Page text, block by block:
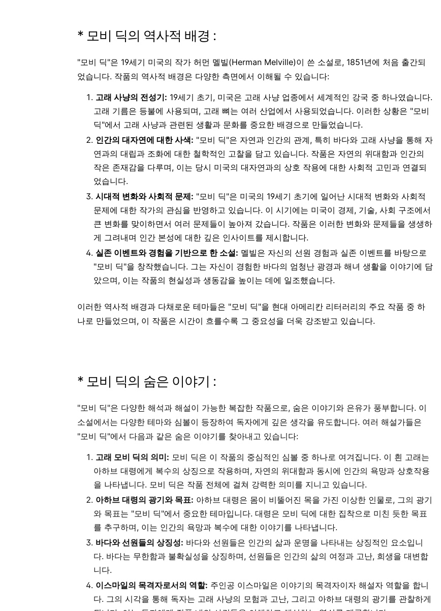
* 모비 딕의 역사적 배경 :
"모비 딕"은 19세기 미국의 작가 허먼 멜빌(Herman Melville)이 쓴 소설로, 1851년에 처음 출간되
었습니다. 작품의 역사적 배경은 다양한 측면에서 이해될 수 있습니다:
고래 사냥의 전성기: 19세기 초기, 미국은 고래 사냥 업종에서 세계적인 강국 중 하나였습니다.
고래 기름은 등불에 사용되며, 고래 뼈는 여러 산업에서 사용되었습니다. 이러한 상황은 "모비
딕"에서 고래 사냥과 관련된 생활과 문화를 중요한 배경으로 만들었습니다.
인간의 대자연에 대한 사색: "모비 딕"은 자연과 인간의 관계, 특히 바다와 고래 사냥을 통해 자
연과의 대립과 조화에 대한 철학적인 고찰을 담고 있습니다. 작품은 자연의 위대함과 인간의
작은 존재감을 다루며, 이는 당시 미국의 대자연과의 상호 작용에 대한 사회적 고민과 연결되
었습니다.
시대적 변화와 사회적 문제: "모비 딕"은 미국의 19세기 초기에 일어난 시대적 변화와 사회적
문제에 대한 작가의 관심을 반영하고 있습니다. 이 시기에는 미국이 경제, 기술, 사회 구조에서
큰 변화를 맞이하면서 여러 문제들이 높아져 갔습니다. 작품은 이러한 변화와 문제들을 생생하
게 그려내며 인간 본성에 대한 깊은 인사이트를 제시합니다.
실존 이벤트와 경험을 기반으로 한 소설: 멜빌은 자신의 선원 경험과 실존 이벤트를 바탕으로
"모비 딕"을 창작했습니다. 그는 자신이 경험한 바다의 엄청난 광경과 해녀 생활을 이야기에 담
았으며, 이는 작품의 현실성과 생동감을 높이는 데에 일조했습니다.
이러한 역사적 배경과 다채로운 테마들은 "모비 딕"을 현대 아메리칸 리터러리의 주요 작품 중 하
나로 만들었으며, 이 작품은 시간이 흐를수록 그 중요성을 더욱 강조받고 있습니다.
* 모비 딕의 숨은 이야기 :
"모비 딕"은 다양한 해석과 해설이 가능한 복잡한 작품으로, 숨은 이야기와 은유가 풍부합니다. 이
소설에서는 다양한 테마와 심볼이 등장하여 독자에게 깊은 생각을 유도합니다. 여러 해설가들은
"모비 딕"에서 다음과 같은 숨은 이야기를 찾아내고 있습니다:
고래 모비 딕의 의미: 모비 딕은 이 작품의 중심적인 심볼 중 하나로 여겨집니다. 이 흰 고래는
아하브 대령에게 복수의 상징으로 작용하며, 자연의 위대함과 동시에 인간의 욕망과 상호작용
을 나타냅니다. 모비 딕은 작품 전체에 걸쳐 강력한 의미를 지니고 있습니다.
아하브 대령의 광기와 목표: 아하브 대령은 몸이 비뚤어진 목을 가진 이상한 인물로, 그의 광기
와 목표는 "모비 딕"에서 중요한 테마입니다. 대령은 모비 딕에 대한 집착으로 미친 듯한 목표
를 추구하며, 이는 인간의 욕망과 복수에 대한 이야기를 나타냅니다.
바다와 선원들의 상징성: 바다와 선원들은 인간의 삶과 운명을 나타내는 상징적인 요소입니
다. 바다는 무한함과 불확실성을 상징하며, 선원들은 인간의 삶의 여정과 고난, 희생을 대변합
니다.
이스마일의 목격자로서의 역할: 주인공 이스마일은 이야기의 목격자이자 해설자 역할을 합니
다. 그의 시각을 통해 독자는 고래 사냥의 모험과 고난, 그리고 아하브 대령의 광기를 관찰하게